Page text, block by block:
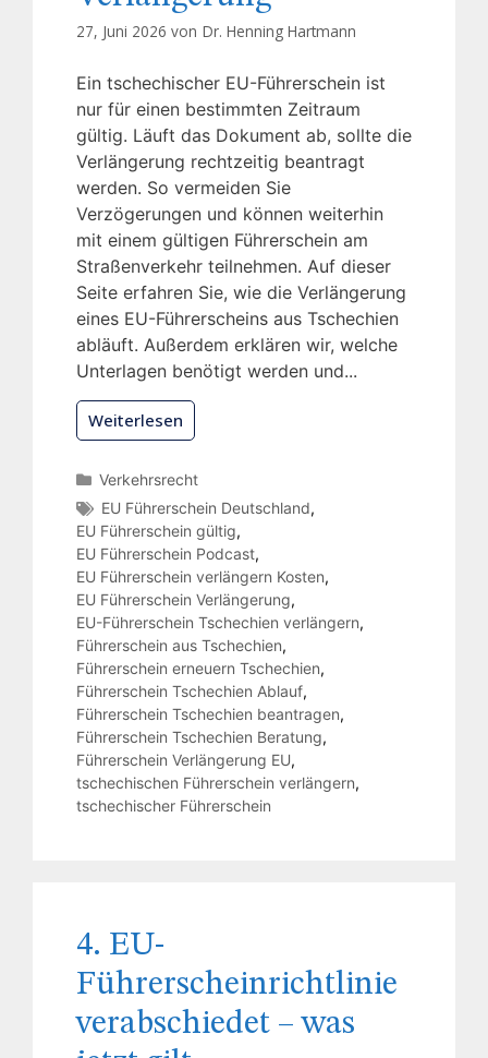
27, Juni 2026 von Dr. Henning Hartmann
Ein tschechischer EU-Führerschein ist
nur für einen bestimmten Zeitraum
gültig. Läuft das Dokument ab, sollte die
Verlängerung rechtzeitig beantragt
werden. So vermeiden Sie
Verzögerungen und können weiterhin
mit einem gültigen Führerschein am
Straßenverkehr teilnehmen. Auf dieser
Seite erfahren Sie, wie die Verlängerung
eines EU-Führerscheins aus Tschechien
abläuft. Außerdem erklären wir, welche
Unterlagen benötigt werden und...
Weiterlesen
Verkehrsrecht
EU Führerschein Deutschland,
EU Führerschein gültig,
EU Führerschein Podcast,
EU Führerschein verlängern Kosten,
EU Führerschein Verlängerung,
EU-Führerschein Tschechien verlängern,
Führerschein aus Tschechien,
Führerschein erneuern Tschechien,
Führerschein Tschechien Ablauf,
Führerschein Tschechien beantragen,
Führerschein Tschechien Beratung,
Führerschein Verlängerung EU,
tschechischen Führerschein verlängern,
tschechischer Führerschein
4. EU-
Führerscheinrichtlinie
verabschiedet – was